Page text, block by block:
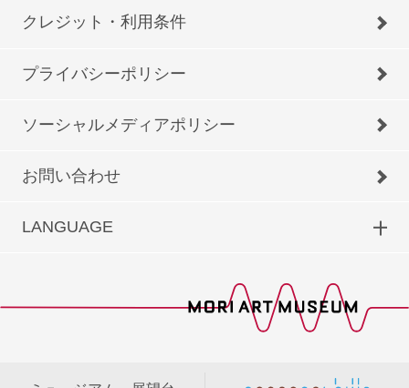
クレジット・利用条件
プライバシーポリシー
ソーシャルメディアポリシー
お問い合わせ
LANGUAGE